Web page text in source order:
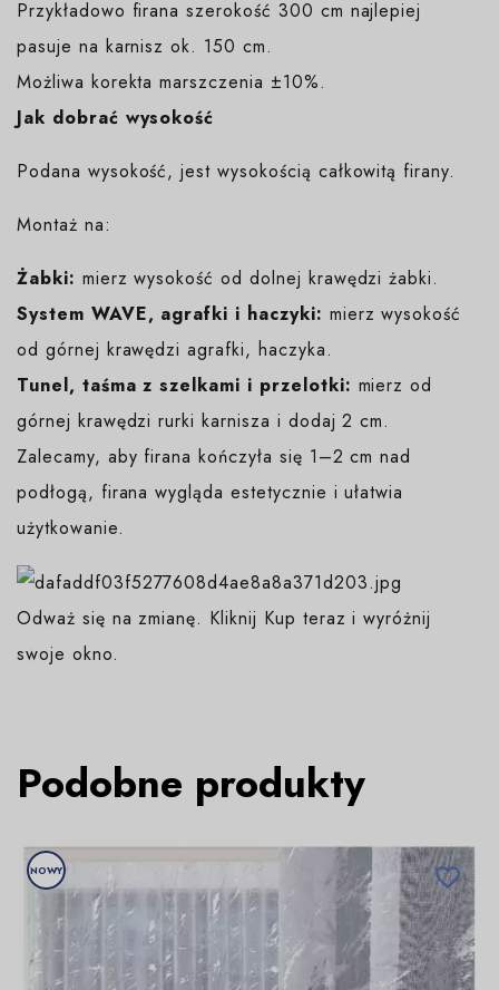
Przykładowo firana szerokość 300 cm najlepiej
pasuje na karnisz ok. 150 cm.
Możliwa korekta marszczenia ±10%.
Jak dobrać wysokość
Podana wysokość, jest wysokością całkowitą firany.
Montaż na:
Żabki: mierz wysokość od dolnej krawędzi żabki.
System WAVE, agrafki i haczyki: mierz wysokość
od górnej krawędzi agrafki, haczyka.
Tunel, taśma z szelkami i przelotki: mierz od
górnej krawędzi rurki karnisza i dodaj 2 cm.
Zalecamy, aby firana kończyła się 1–2 cm nad
podłogą, firana wygląda estetycznie i ułatwia
użytkowanie.
Odważ się na zmianę. Kliknij Kup teraz i wyróżnij
swoje okno.
Podobne produkty
NOWY 